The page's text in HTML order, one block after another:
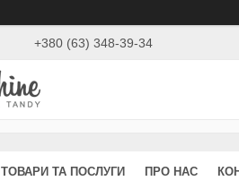
+380 (63) 348-39-34
ТОВАРИ ТА ПОСЛУГИ ПРО НАС